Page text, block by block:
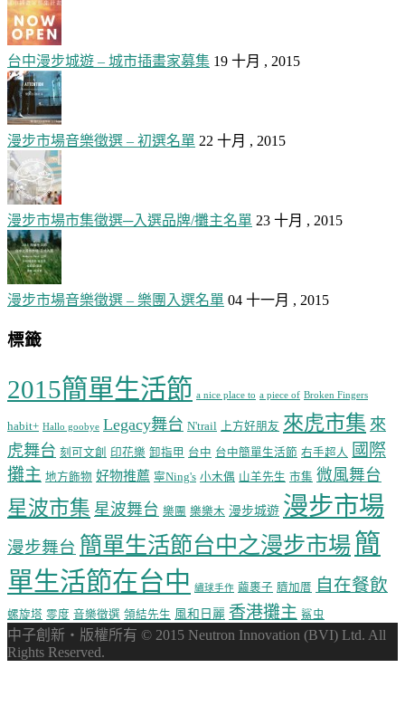
台中漫步城遊 – 城市插畫家募集 19 十月 , 2015
漫步市場音樂徵選 – 初選名單 22 十月 , 2015
漫步市場市集徵選─入選品牌/攤主名單 23 十月 , 2015
漫步市場音樂徵選 – 樂團入選名單 04 十一月 , 2015
標籤
2015簡單生活節 a nice place to a piece of Broken Fingers
habit+ Hallo goobye Legacy舞台 N'trail 上方好朋友 來虎市集 來
虎舞台 刻可文創 印花樂 卸指甲 台中 台中簡單生活節 右手超人
國際
攤主 地方飾物 好物推薦 寧Ning's 小木偶 山羊先生 市集 微風舞台
星波市集 星波舞台 樂團 樂樂木 漫步城遊 漫步市場
漫步舞台 簡單生活節台中之漫步市場簡
單生活節在台中 繡球手作 繭裹子 臍加厝 自在餐飲
螺旋塔 零度 音樂徵選 領結先生 風和日麗 香港攤主 鯊虫
中子創新‧版權所有 © 2015 Neutron Innovation (BVI) Ltd. All
Rights Reserved.